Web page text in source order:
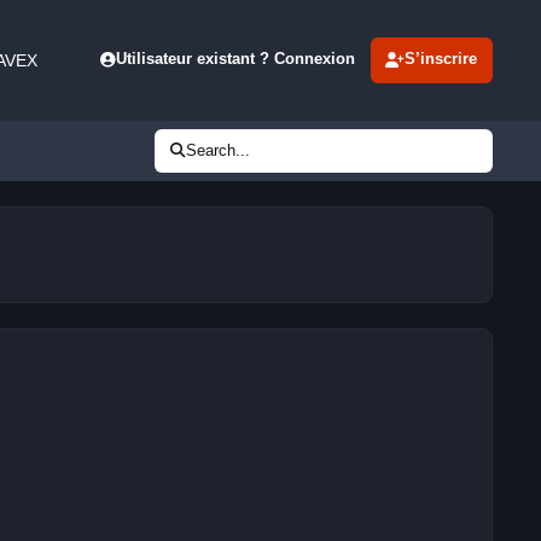
Utilisateur existant ? Connexion S’inscrire
Search...